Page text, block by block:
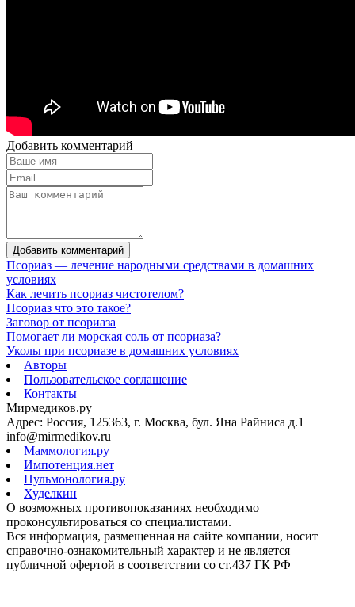
Добавить комментарий
Добавить комментарий
Псориаз — лечение народными средствами в домашних
условиях
Как лечить псориаз чистотелом?
Псориаз что это такое?
Заговор от псориаза
Помогает ли морская соль от псориаза?
Уколы при псориазе в домашних условиях
Авторы
Пользовательское соглашение
Контакты
Мирмедиков.ру
Адрес: Россия, 125363, г. Москва, бул. Яна Райниса д.1
info@mirmedikov.ru
Маммология.ру
Импотенция.нет
Пульмонология.ру
Худелкин
О возможных противопоказаниях необходимо
проконсультироваться со специалистами.
Вся информация, размещенная на сайте компании, носит
справочно-ознакомительный характер и не является
публичной офертой в соответствии со ст.437 ГК РФ